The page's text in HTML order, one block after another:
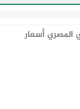
أسعار